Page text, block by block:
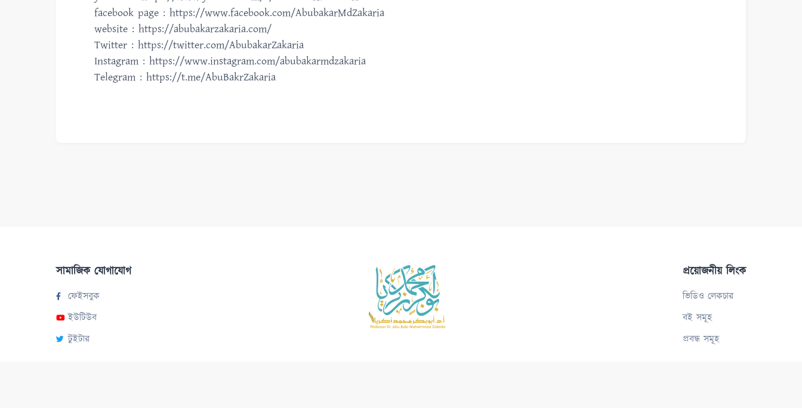
facebook page : https://www.facebook.com/AbubakarMdZakaria
website : https://abubakarzakaria.com/
Twitter : https://twitter.com/AbubakarZakaria
Instagram : https://www.instagram.com/abubakarmdzakaria
Telegram : https://t.me/AbuBakrZakaria
সামাজিক যোগাযোগ
ফেইসবুক
ইউটিউব
টুইটার
প্রয়োজনীয় লিংক
ভিডিও লেকচার
বই সমূহ
প্রবন্ধ সমূহ